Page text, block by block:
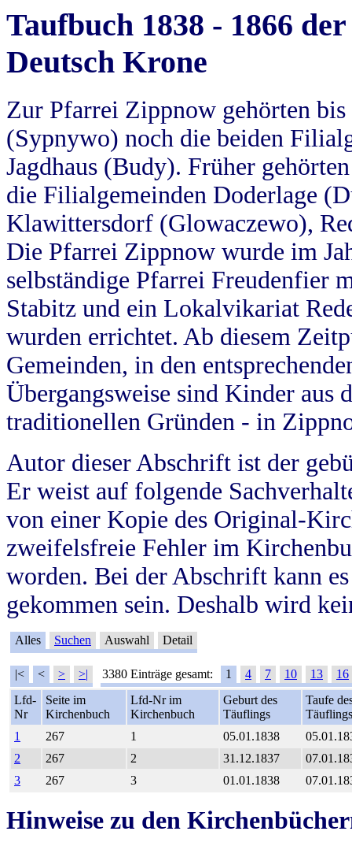
Taufbuch 1838 - 1866
Deutsch Krone
Zur Pfarrei Zippnow gehörten
(Sypnywo) noch die beiden
Jagdhaus (Budy). Früher
die Filialgemeinden Doderlage
Klawittersdorf (Glowaczewo),
Die Pfarrei Zippnow wurde im
selbständige Pfarrei Freudenfier
Stabitz und ein Lokalvikariat
wurden errichtet. Ab diesem
Gemeinden, in den
Übergangsweise sind Kinder aus
traditionellen Gründen - in
Autor dieser Abschrift ist der
Er weist auf folgende
von einer Kopie des Original-
zweifelsfreie Fehler im
worden. Bei der Abschrift kann
gekommen sein. Deshalb wird
Alles Suchen Auswahl Detail
|< < > >| 3380 Einträge gesamt: 1 4 7 10 13
16
Lfd-
Nr
Seite im
Kirchenbuch
Lfd-Nr im
Kirchenbuch
Geburt des
Täuflings
Taufe
Täuflings
1
267 1 05.01.1838
2
267 2 31.12.1837
3
267 3 01.01.1838
Hinweise zu den